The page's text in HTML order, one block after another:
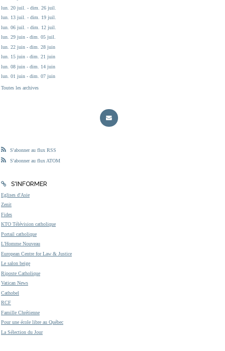
lun. 20 juil. - dim. 26 juil.
lun. 13 juil. - dim. 19 juil.
lun. 06 juil. - dim. 12 juil.
lun. 29 juin - dim. 05 juil.
lun. 22 juin - dim. 28 juin
lun. 15 juin - dim. 21 juin
lun. 08 juin - dim. 14 juin
lun. 01 juin - dim. 07 juin
Toutes les archives
S'abonner au flux RSS
S'abonner au flux ATOM
S'INFORMER
Eglises d'Asie
Zenit
Fides
KTO Télévision catholique
Portail catholique
L'Homme Nouveau
European Centre for Law & Justice
Le salon beige
Riposte Catholique
Vatican News
Cathobel
RCF
Famille Chrétienne
Pour une école libre au Québec
La Sélection du Jour